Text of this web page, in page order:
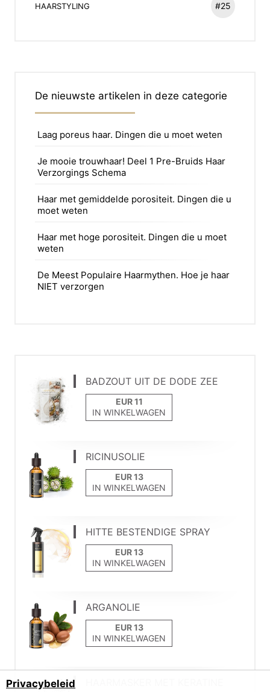
HAARSTYLING #25
De nieuwste artikelen in deze categorie
Laag poreus haar. Dingen die u moet weten
Je mooie trouwhaar! Deel 1 Pre-Bruids Haar
Verzorgings Schema
Haar met gemiddelde porositeit. Dingen die u
moet weten
Haar met hoge porositeit. Dingen die u moet
weten
De Meest Populaire Haarmythen. Hoe je haar
NIET verzorgen
BADZOUT UIT DE DODE ZEE
IN WINKELWAGEN
RICINUSOLIE
IN WINKELWAGEN
HITTE BESTENDIGE SPRAY
IN WINKELWAGEN
ARGANOLIE
IN WINKELWAGEN
Privacybeleid